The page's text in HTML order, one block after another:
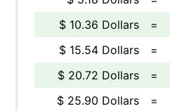
$ 10.36 Dollars
=
$ 15.54 Dollars
=
$ 20.72 Dollars
=
$ 25.90 Dollars
=